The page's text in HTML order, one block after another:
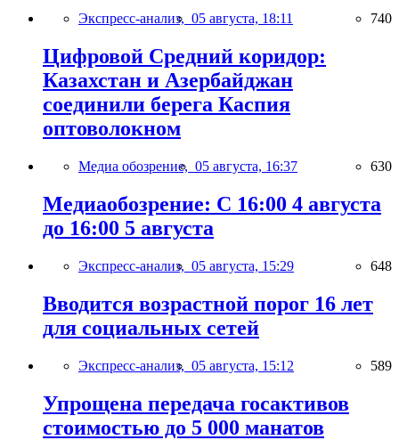
Экспресс-анализ, 05 августа, 18:11 740
Цифровой Средний коридор:
Казахстан и Азербайджан
соединили берега Каспия
оптоволокном
Медиа обозрение, 05 августа, 16:37 630
Медиаобозрение: С 16:00 4 августа
до 16:00 5 августа
Экспресс-анализ, 05 августа, 15:29 648
Вводится возрастной порог 16 лет
для социальных сетей
Экспресс-анализ, 05 августа, 15:12 589
Упрощена передача госактивов
стоимостью до 5 000 манатов